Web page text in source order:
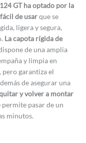
GT ha optado por la
de usarque se
ligera y segura,
La capota rígida de
de una amplia
y limpia en
, pero garantiza el
de asegurar una
y volver a montar
permite pasar de un
minutos.